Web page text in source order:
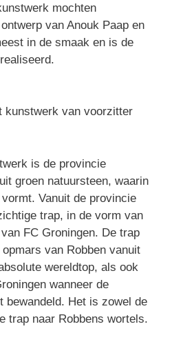
mochten
van Anouk Paap en
in de smaak en is de
kunstwerk van voorzitter
is de provincie
groen natuursteen, waarin
Vanuit de provincie
trap, in de vorm van
FC Groningen. De trap
van Robben vanuit
wereldtop, als ook
wanneer de
bewandeld. Het is zowel de
trap naar Robbens wortels.